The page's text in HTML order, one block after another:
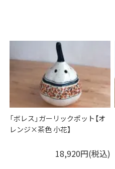
「ボレス」ガーリックポット【オ
レンジ×茶色 小花】
18,920円(税込)